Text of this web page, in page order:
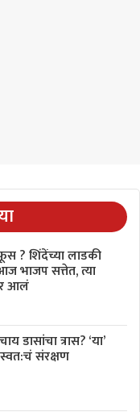
? शिंदेंच्या लाडकी
भाजप सत्तेत, त्या
आलं
डासांचा त्रास? ‘या’
स्वत:चं संरक्षण